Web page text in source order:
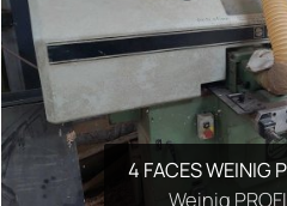
4 FACES WEINIG
Weinig
TOUPIE
SCM